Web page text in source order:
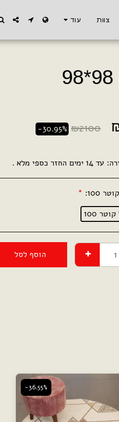
צוות עוד
₪2100
-30.95%
עד 14 ימים החזר כספי מלא .
100:
*
100
הוסף לסל
-36.55%